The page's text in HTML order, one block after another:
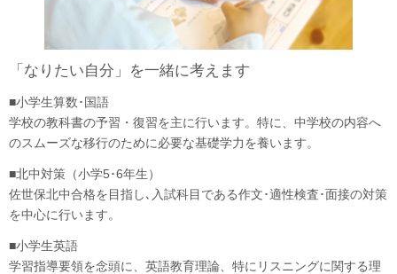
「なりたい自分」を一緒に考えます
■小学生算数･国語
学校の教科書の予習・復習を主に行います。特に、中学校の内容へ
のスムーズな移行のために必要な基礎学力を養います。
■北中対策（小学5･6年生）
佐世保北中合格を目指し､入試科目である作文･適性検査･面接の対策
を中心に行います。
■小学生英語
学習指導要領を念頭に、英語教育理論、特にリスニングに関する理